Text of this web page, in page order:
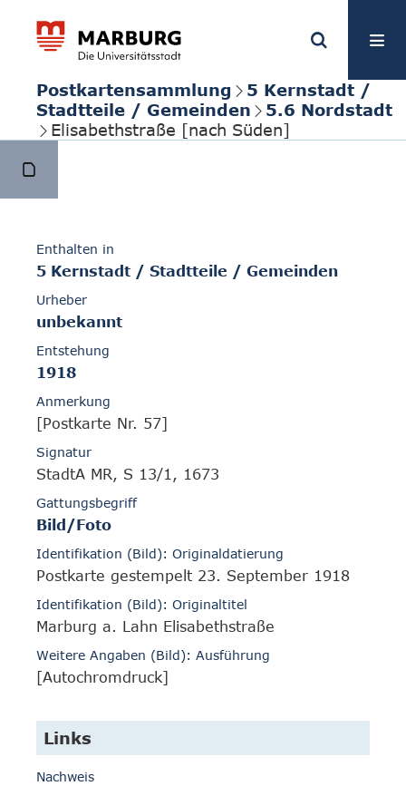
Postkartensammlung
5 Kernstadt /
Stadtteile / Gemeinden
5.6 Nordstadt
Elisabethstraße [nach Süden]
Enthalten in
5 Kernstadt / Stadtteile / Gemeinden
Urheber
unbekannt
Entstehung
1918
Anmerkung
[Postkarte Nr. 57]
Signatur
StadtA MR, S 13/1, 1673
Gattungsbegriff
Bild/Foto
Identifikation (Bild): Originaldatierung
Postkarte gestempelt 23. September 1918
Identifikation (Bild): Originaltitel
Marburg a. Lahn Elisabethstraße
Weitere Angaben (Bild): Ausführung
[Autochromdruck]
Links
Nachweis